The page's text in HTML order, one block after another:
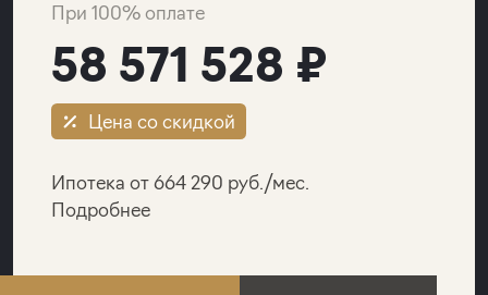
При 100% оплате
58 571 528 ₽
Цена со скидкой
Ипотека от 664 290 руб./мес.
Подробнее